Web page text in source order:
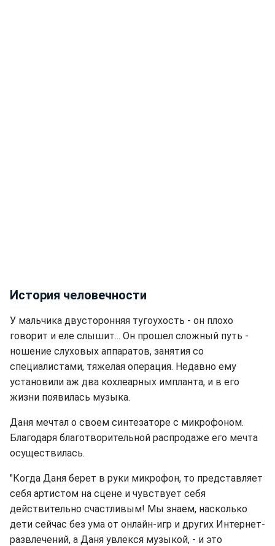
История человечности
У мальчика двусторонняя тугоухость - он плохо
говорит и еле слышит... Он прошел сложный путь -
ношение слуховых аппаратов, занятия со
специалистами, тяжелая операция. Недавно ему
установили аж два кохлеарных импланта, и в его
жизни появилась музыка.
Даня мечтал о своем синтезаторе с микрофоном.
Благодаря благотворительной распродаже его мечта
осуществилась.
"Когда Даня берет в руки микрофон, то представляет
себя артистом на сцене и чувствует себя
действительно счастливым! Мы знаем, насколько
дети сейчас без ума от онлайн-игр и других Интернет-
развлечений, а Даня увлекся музыкой, - и это